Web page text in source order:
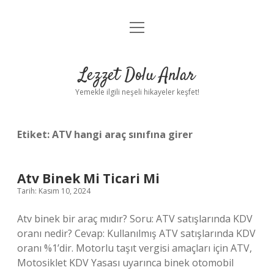
Anasayfa
Yasal Uyarı
menüyü
Lezzet Dolu Anlar
Yemekle ilgili neşeli hikayeler keşfet!
Etiket:ATV hangi araç sınıfına girer
Atv Binek Mi Ticari Mi
Tarih: Kasım 10, 2024
Atv binek bir araç mıdır? Soru: ATV satışlarında KDV
oranı nedir? Cevap: Kullanılmış ATV satışlarında KDV
oranı %1’dir. Motorlu taşıt vergisi amaçları için ATV,
Motosiklet KDV Yasası uyarınca binek otomobil